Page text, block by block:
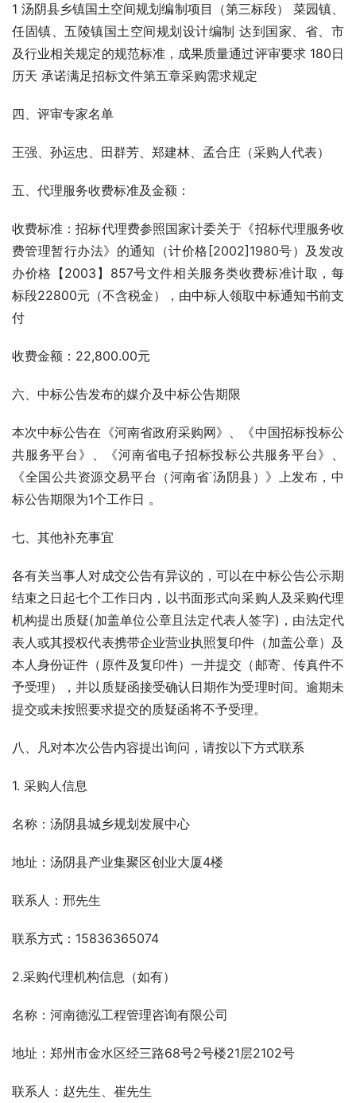
1 汤阴县乡镇国土空间规划编制项目（第三标段） 菜园镇、
任固镇、五陵镇国土空间规划设计编制 达到国家、省、市
及行业相关规定的规范标准，成果质量通过评审要求 180日
历天 承诺满足招标文件第五章采购需求规定
四、评审专家名单
王强、孙运忠、田群芳、郑建林、孟合庄（采购人代表）
五、代理服务收费标准及金额：
收费标准：招标代理费参照国家计委关于《招标代理服务收
费管理暂行办法》的通知（计价格[2002]1980号）及发改
办价格【2003】857号文件相关服务类收费标准计取，每
标段22800元（不含税金），由中标人领取中标通知书前支
付
收费金额：22,800.00元
六、中标公告发布的媒介及中标公告期限
本次中标公告在《河南省政府采购网》、《中国招标投标公
共服务平台》、《河南省电子招标投标公共服务平台》、
《全国公共资源交易平台（河南省˙汤阴县）》上发布，中
标公告期限为1个工作日 。
七、其他补充事宜
各有关当事人对成交公告有异议的，可以在中标公告公示期
结束之日起七个工作日内，以书面形式向采购人及采购代理
机构提出质疑(加盖单位公章且法定代表人签字)，由法定代
表人或其授权代表携带企业营业执照复印件（加盖公章）及
本人身份证件（原件及复印件）一并提交（邮寄、传真件不
予受理），并以质疑函接受确认日期作为受理时间。逾期未
提交或未按照要求提交的质疑函将不予受理。
八、凡对本次公告内容提出询问，请按以下方式联系
1. 采购人信息
名称：汤阴县城乡规划发展中心
地址：汤阴县产业集聚区创业大厦4楼
联系人：邢先生
联系方式：15836365074
2.采购代理机构信息（如有）
名称：河南德泓工程管理咨询有限公司
地址：郑州市金水区经三路68号2号楼21层2102号
联系人：赵先生、崔先生